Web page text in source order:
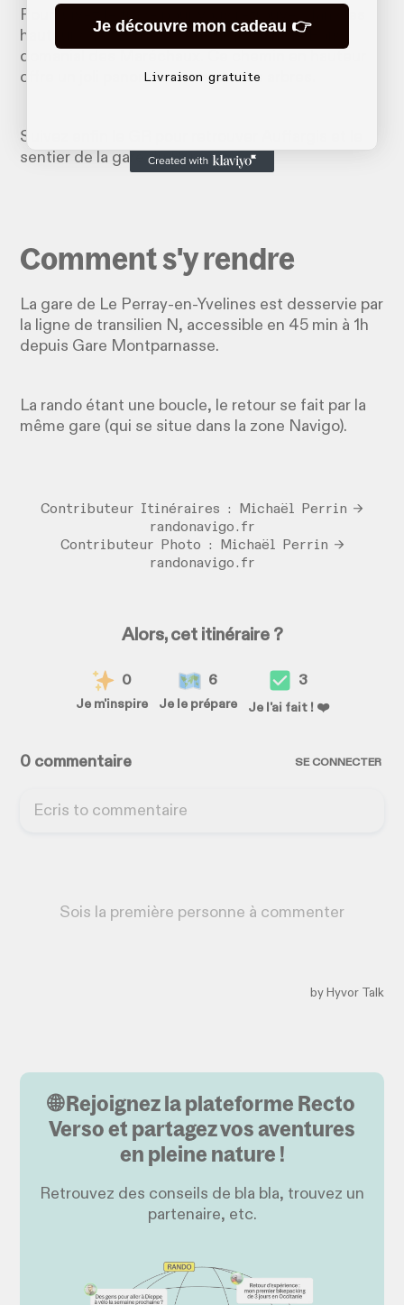
Poursuivez le tracé pour vous retrouver dans les
hauteurs des Buttes d’Auffargis dans le Bois
domanial des Maréchaux. Ce chemin en hauteur
offre un joli panorama à travers les arbres.
Suivez enfin le GR pour retrouver Auffargis et le
sentier de la gare du Perray.
Comment s'y rendre
La gare de Le Perray-en-Yvelines est desservie par
la ligne de transilien N, accessible en 45 min à 1h
depuis Gare Montparnasse.
La rando étant une boucle, le retour se fait par la
même gare (qui se situe dans la zone Navigo).
Contributeur Itinéraires : Michaël Perrin →
randonavigo.fr
Contributeur Photo : Michaël Perrin →
randonavigo.fr
🌐 Rejoignez la plateforme Recto
Verso et partagez vos aventures
en pleine nature !
Retrouvez des conseils de bla bla, trouvez un
partenaire, etc.
Je découvre mon cadeau 👉
Livraison gratuite